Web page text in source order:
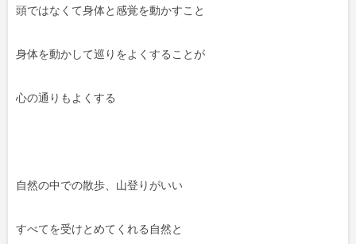
頭ではなくて身体と感覚を動かすこと
身体を動かして巡りをよくすることが
心の通りもよくする
自然の中での散歩、山登りがいい
すべてを受けとめてくれる自然と